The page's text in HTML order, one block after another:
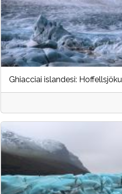
Ghiacciai islandesi: